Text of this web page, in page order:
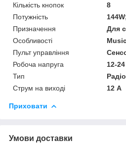
Кількість кнопок
8
Потужність
Призначення
Для
Особливості
Пульт управління
Робоча напруга
12-
Тип
Струм на виході
12 А
Приховати
Умови доставки